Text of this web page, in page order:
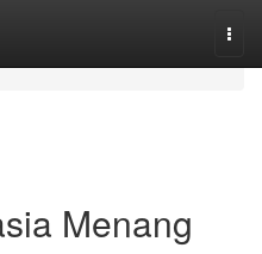
Menang